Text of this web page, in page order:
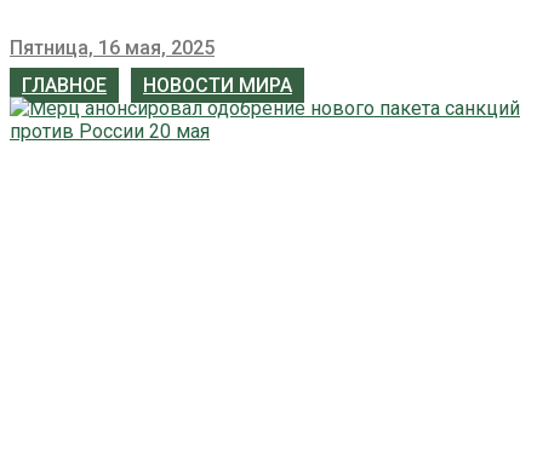
Пятница, 16 мая, 2025
ГЛАВНОЕ
НОВОСТИ МИРА